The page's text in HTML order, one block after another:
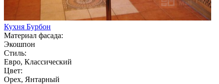
Кухня Бурбон
Материал фасада:
Экошпон
Стиль:
Евро, Классический
Цвет:
Орех, Янтарный